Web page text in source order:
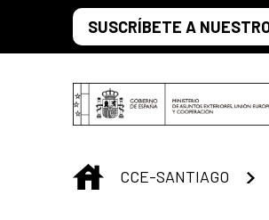
Skip to Main Content
SUSCRÍBETE A
INICIO
CCE-SANTIAGO